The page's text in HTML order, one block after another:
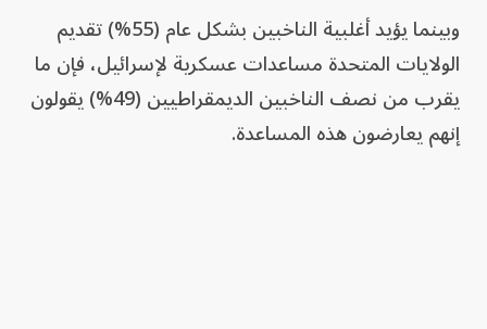
وبينما يؤيد أغلبية الناخبين بشكل عام (55%) تقديم
الولايات المتحدة مساعدات عسكرية لإسرائيل، فإن ما
يقرب من نصف الناخبين الديمقراطيين (49%) يقولون
إنهم يعارضون هذه المساعدة.